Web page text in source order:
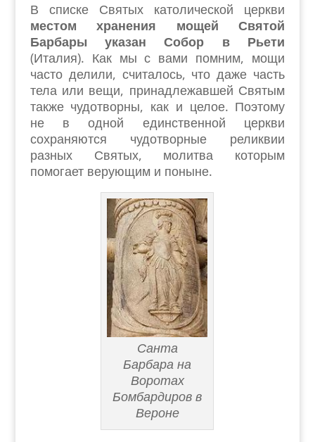
В списке Святых католической церкви
местом хранения мощей Святой
Барбары указан Собор в Рьети
(Италия). Как мы с вами помним, мощи
часто делили, считалось, что даже часть
тела или вещи, принадлежавшей Святым
также чудотворны, как и целое. Поэтому
не в одной единственной церкви
сохраняются чудотворные реликвии
разных Святых, молитва которым
помогает верующим и поныне.
Санта
Барбара на
Воротах
Бомбардиров в
Вероне